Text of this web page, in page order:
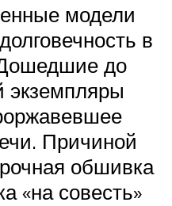
модели
в
до
Причиной
обшивка
«на совесть»